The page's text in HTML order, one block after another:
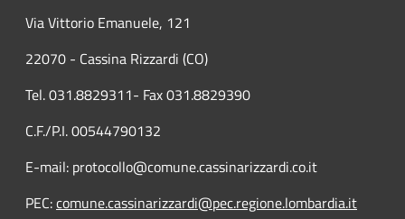
Via Vittorio Emanuele, 121
22070 - Cassina Rizzardi (CO)
Tel. 031.8829311- Fax 031.8829390
C.F./P.I. 00544790132
E-mail: protocollo@comune.cassinarizzardi.co.it
PEC:comune.cassinarizzardi@pec.regione.lombardia.it